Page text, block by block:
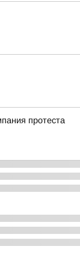
протеста